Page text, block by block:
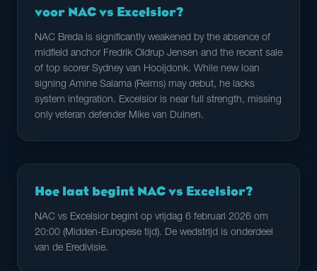
voor NAC vs Excelsior?
NAC Breda is significantly weakened by the absence of
midfield anchor Fredrik Oldrup Jensen and the recent sale
of top scorer Sydney van Hooijdonk. While new loan
signing Amine Salama (Reims) may debut, he lacks
system integration. Excelsior is near full strength, missing
only veteran defender Mike van Duinen.
Hoe laat begint NAC vs Excelsior?
NAC vs Excelsior begint op vrijdag 6 februari 2026 om
20:00 (Midden-Europese tijd). De wedstrijd is onderdeel
van de Eredivisie.